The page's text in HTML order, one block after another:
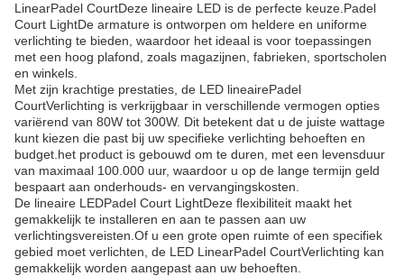
LinearPadel CourtDeze lineaire LED is de perfecte keuze. Padel
Court LightDe armature is ontworpen om heldere en uniforme
verlichting te bieden, waardoor het ideaal is voor toepassingen
met een hoog plafond, zoals magazijnen, fabrieken, sportscholen
en winkels.
Met zijn krachtige prestaties, de LED lineairePadel
CourtVerlichting is verkrijgbaar in verschillende vermogen opties
variërend van 80W tot 300W. Dit betekent dat u de juiste wattage
kunt kiezen die past bij uw specifieke verlichting behoeften en
budget.het product is gebouwd om te duren, met een levensduur
van maximaal 100.000 uur, waardoor u op de lange termijn geld
bespaart aan onderhouds- en vervangingskosten.
De lineaire LEDPadel Court LightDeze flexibiliteit maakt het
gemakkelijk te installeren en aan te passen aan uw
verlichtingsvereisten.Of u een grote open ruimte of een specifiek
gebied moet verlichten, de LED LinearPadel CourtVerlichting kan
gemakkelijk worden aangepast aan uw behoeften.